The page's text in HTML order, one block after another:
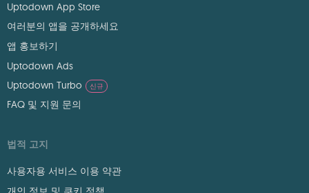
Uptodown App Store
여러분의 앱을 공개하세요
앱 홍보하기
Uptodown Ads
Uptodown Turbo
신규
FAQ 및 지원 문의
법적 고지
사용자용 서비스 이용 약관